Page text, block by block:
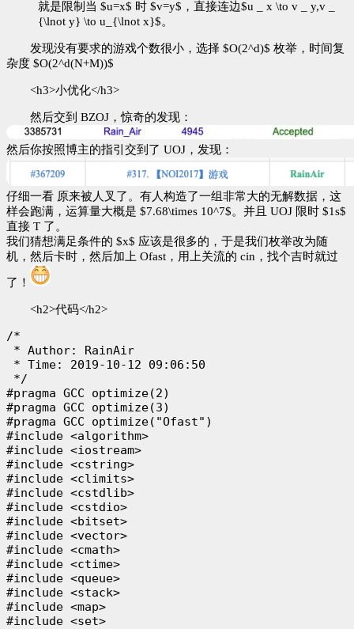
就是限制当 $u=x$ 时 $v=y$，直接连边$u _ x \to v _ y,v _
{\lnot y} \to u_{\lnot x}$。
发现没有要求的游戏个数很小，选择 $O(2^d)$ 枚举，时间复
杂度 $O(2^d(N+M))$
<h3>小优化</h3>
然后交到 BZOJ，惊奇的发现：
然后你按照博主的指引交到了 UOJ，发现：
仔细一看 原来被人叉了。有人构造了一组非常大的无解数据，这
样会跑满，运算量大概是 $7.68\times 10^7$。并且 UOJ 限时 $1s$
直接 T 了。
我们猜想满足条件的 $x$ 应该是很多的，于是我们枚举改为随
机，然后卡时，然后加上 Ofast，用上关流的 cin，找个吉时就过
了！
<h2>代码</h2>
/*
* Author: RainAir
* Time: 2019-10-12 09:06:50
*/
#pragma GCC optimize(2)
#pragma GCC optimize(3)
#pragma GCC optimize("Ofast")
#include <algorithm>
#include <iostream>
#include <cstring>
#include <climits>
#include <cstdlib>
#include <cstdio>
#include <bitset>
#include <vector>
#include <cmath>
#include <ctime>
#include <queue>
#include <stack>
#include <map>
#include <set>